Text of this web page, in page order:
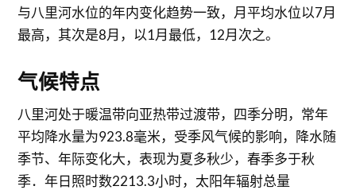
与八里河水位的年内变化趋势一致，月平均水位以7月
最高，其次是8月，以1月最低，12月次之。
气候特点
八里河处于暖温带向亚热带过渡带，四季分明，常年
平均降水量为923.8毫米，受季风气候的影响，降水随
季节、年际变化大，表现为夏多秋少，春季多于秋
季．年日照时数2213.3小时，太阳年辐射总量